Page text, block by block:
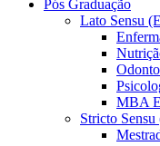
Pós Graduação
Lato Sensu
MBA
Stricto